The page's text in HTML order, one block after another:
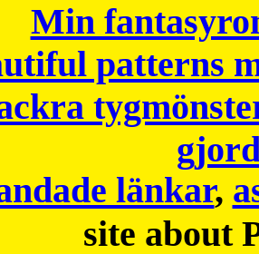
Min
patterns
länkar,
site about